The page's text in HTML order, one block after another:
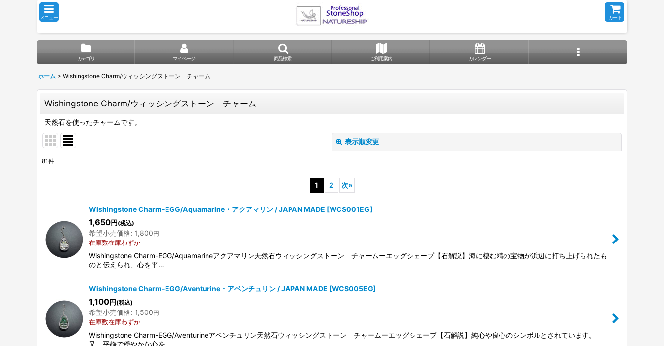
メニュー カート
カテゴリ マイページ 商品検索 ご利用案内 カレンダー
ホーム > Wishingstone Charm/ウィッシングストーン チャーム
Wishingstone Charm/ウィッシングストーン チャーム
天然石を使ったチャームです。
表示順変更
並び順:
81件
1 2 次»
Wishingstone Charm-EGG/Aquamarine・アクアマリン / JAPAN MADE [WCS001EG]
1,650円 (税込)
希望小売価格: 1,800円
在庫数在庫わずか
Wishingstone Charm-EGG/Aquamarineアクアマリン天然石ウィッシングストーン チャームーエッグシェープ【石解説】海に棲む精の宝物が浜辺に打ち上げられたも
のと伝えられ、心を平…
Wishingstone Charm-EGG/Aventurine・アベンチュリン / JAPAN MADE [WCS005EG]
1,100円 (税込)
希望小売価格: 1,500円
在庫数在庫わずか
Wishingstone Charm-EGG/Aventurineアベンチュリン天然石ウィッシングストーン チャームーエッグシェープ【石解説】純心や良心のシンボルとされています。
又、平静で穏やかな心を…